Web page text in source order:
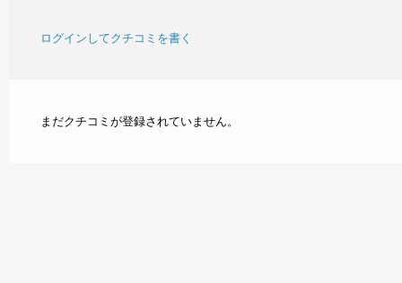
ログインしてクチコミを書く
まだクチコミが登録されていません。